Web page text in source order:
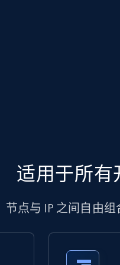
适用于所有
节点与 IP 之间自由